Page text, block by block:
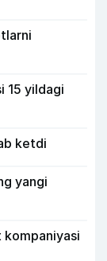
15 yildagi
ketdi
yangi
kompaniyasi